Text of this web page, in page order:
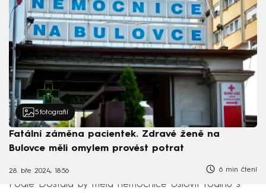
5 fotografií
Fatální záměna pacientek. Zdravé ženě na
Bulovce měli omylem provést potrat
28. bře 2024, 18:56 6 min čtení
Podle Dostála by měla nemocnice oslovit rodinu s